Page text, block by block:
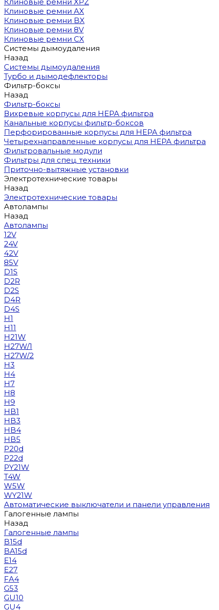
Клиновые ремни AX
Клиновые ремни BX
Клиновые ремни 8V
Клиновые ремни CX
Системы дымоудаления
Назад
Системы дымоудаления
Турбо и дымодефлекторы
Фильтр-боксы
Назад
Фильтр-боксы
Вихревые корпусы для HEPA фильтра
Канальные корпусы фильтр-боксов
Перфорированные корпусы для HEPA фильтра
Четырехнаправленные корпусы для HEPA фильтра
Фильтровальные модули
Фильтры для спец. техники
Приточно-вытяжные установки
Электротехнические товары
Назад
Электротехнические товары
Автолампы
Назад
Автолампы
12V
24V
42V
85V
D1S
D2R
D2S
D4R
D4S
H1
H11
H21W
H27W/1
H27W/2
H3
H4
H7
H8
H9
HB1
HB3
HB4
HB5
P20d
P22d
PY21W
T4W
W5W
WY21W
Автоматические выключатели и панели управления
Галогенные лампы
Назад
Галогенные лампы
B15d
BA15d
E14
E27
FA4
G53
GU10
GU4